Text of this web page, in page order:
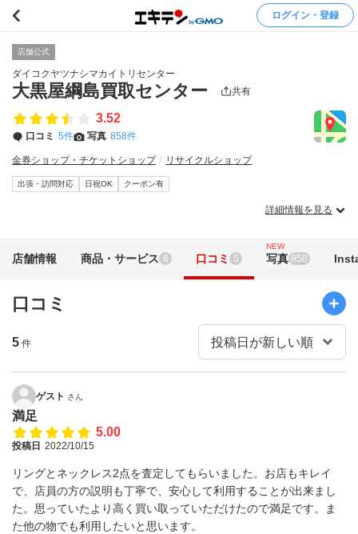
ログイン・登録
店舗公式
ダイコクヤツナシマカイトリセンター
大黒屋綱島買取センター 共有
3.52
口コミ 5件 写真 858件
金券ショップ・チケットショップ リサイクルショップ
出張・訪問対応 日祝OK クーポン有
詳細情報を見る
店舗情報 商品・サービス 8 口コミ 5
NEW
写真 858
口コミ
5 件
ゲスト さん
満足
5.00
投稿日 2022/10/15
リングとネックレス2点を査定してもらいました。お店もキレイ
で、店員の方の説明も丁寧で、安心して利用することが出来まし
た。思っていたより高く買い取っていただけたので満足です。ま
た他の物でも利用したいと思います。